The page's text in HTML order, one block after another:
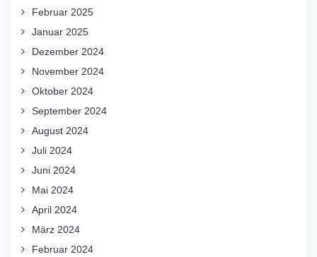
Februar 2025
Januar 2025
Dezember 2024
November 2024
Oktober 2024
September 2024
August 2024
Juli 2024
Juni 2024
Mai 2024
April 2024
März 2024
Februar 2024